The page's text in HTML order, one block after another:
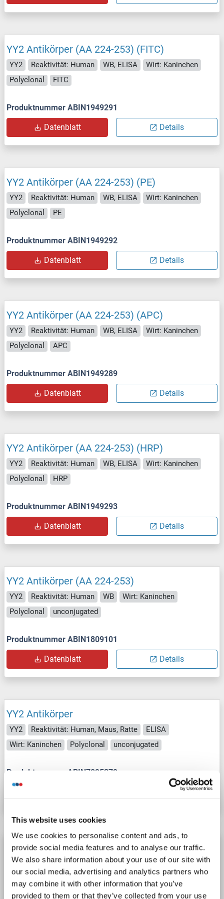
This website uses cookies
We use cookies to personalise content and ads, to
provide social media features and to analyse our traffic.
We also share information about your use of our site with
our social media, advertising and analytics partners who
may combine it with other information that you’ve
provided to them or that they’ve collected from your use
YY2 Antikörper (AA 224-253) (FITC)
YY2 Reaktivität: Human WB, ELISA
Wirt: Kaninchen
Polyclonal
FITC
Produktnummer ABIN1949291
Datenblatt Details
YY2 Antikörper (AA 224-253) (PE)
YY2 Reaktivität: Human WB, ELISA
Wirt: Kaninchen
Polyclonal
PE
Produktnummer ABIN1949292
Datenblatt Details
YY2 Antikörper (AA 224-253) (APC)
YY2 Reaktivität: Human WB, ELISA
Wirt: Kaninchen
Polyclonal
APC
Produktnummer ABIN1949289
Datenblatt Details
YY2 Antikörper (AA 224-253) (HRP)
YY2 Reaktivität: Human WB, ELISA
Wirt: Kaninchen
Polyclonal
HRP
Produktnummer ABIN1949293
Datenblatt Details
YY2 Antikörper (AA 224-253)
YY2 Reaktivität: Human WB
Wirt: Kaninchen
Polyclonal
unconjugated
Produktnummer ABIN1809101
Datenblatt Details
YY2 Antikörper
YY2 Reaktivität: Human, Maus, Ratte
ELISA
Wirt: Kaninchen
Polyclonal unconjugated
Produktnummer ABIN7095379
Details
YY2 Antikörper (AA 222-271)
YY2 Reaktivität: Human WB
Wirt: Kaninchen
unconjugated